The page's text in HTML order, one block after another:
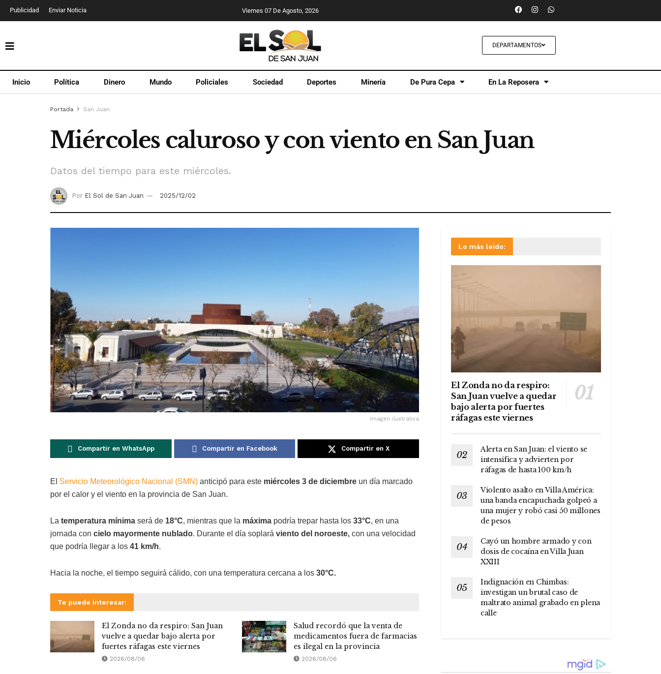
Publicidad Enviar Noticia Viernes 07 De Agosto, 2026
DEPARTAMENTOS
Inicio Política Dinero Mundo Policiales Sociedad Deportes Minería De Pura Cepa En La Reposera
Portada San Juan
Miércoles caluroso y con viento en San Juan
Datos del tiempo para este miércoles.
Por El Sol de San Juan 2025/12/02
Imagen ilustrativa
Compartir en WhatsApp Compartir en Facebook Compartir en X
El Servicio Meteorológico Nacional (SMN) anticipó para este miércoles 3 de diciembre un día marcado
por el calor y el viento en la provincia de San Juan.
La temperatura mínima será de 18°C, mientras que la máxima podría trepar hasta los 33°C, en una
jornada con cielo mayormente nublado. Durante el día soplará viento del noroeste, con una velocidad
que podría llegar a los 41 km/h.
Hacia la noche, el tiempo seguirá cálido, con una temperatura cercana a los 30°C.
Te puede interesar:
El Zonda no da respiro: San Juan
vuelve a quedar bajo alerta por
fuertes ráfagas este viernes
2026/08/06
Salud recordó que la venta de
medicamentos fuera de farmacias
es ilegal en la provincia
2026/08/06
Lo más leído:
El Zonda no da respiro:
San Juan vuelve a quedar
bajo alerta por fuertes
ráfagas este viernes
Alerta en San Juan: el viento se
intensifica y advierten por
ráfagas de hasta 100 km/h
Violento asalto en Villa América:
una banda encapuchada golpeó a
una mujer y robó casi 50 millones
de pesos
Cayó un hombre armado y con
dosis de cocaína en Villa Juan
XXIII
Indignación en Chimbas:
investigan un brutal caso de
maltrato animal grabado en plena
calle